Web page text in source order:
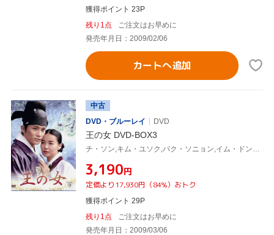
獲得ポイント 23P
残り1点
ご注文はお早めに
発売年月日：2009/02/06
カートへ追加
中古
DVD・ブルーレイ
DVD
王の女 DVD-BOX3
¥3,190円
定価より17,930円（84%）おトク
獲得ポイント 29P
残り1点
ご注文はお早めに
発売年月日：2009/03/06